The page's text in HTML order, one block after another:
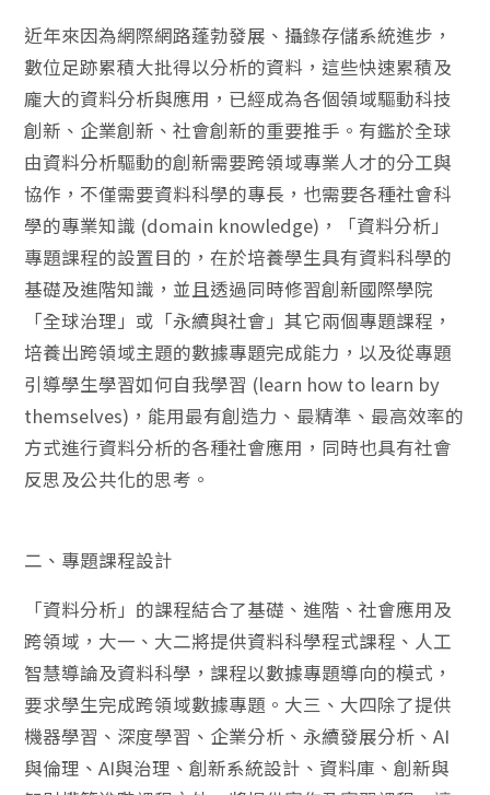
近年來因為網際網路蓬勃發展、攝錄存儲系統進步，
數位足跡累積大批得以分析的資料，這些快速累積及
龐大的資料分析與應用，已經成為各個領域驅動科技
創新、企業創新、社會創新的重要推手。有鑑於全球
由資料分析驅動的創新需要跨領域專業人才的分工與
協作，不僅需要資料科學的專長，也需要各種社會科
學的專業知識 (domain knowledge)，「資料分析」
專題課程的設置目的，在於培養學生具有資料科學的
基礎及進階知識，並且透過同時修習創新國際學院
「全球治理」或「永續與社會」其它兩個專題課程，
培養出跨領域主題的數據專題完成能力，以及從專題
引導學生學習如何自我學習 (learn how to learn by
themselves)，能用最有創造力、最精準、最高效率的
方式進行資料分析的各種社會應用，同時也具有社會
反思及公共化的思考。
二、專題課程設計
「資料分析」的課程結合了基礎、進階、社會應用及
跨領域，大一、大二將提供資料科學程式課程、人工
智慧導論及資料科學，課程以數據專題導向的模式，
要求學生完成跨領域數據專題。大三、大四除了提供
機器學習、深度學習、企業分析、永續發展分析、AI
與倫理、AI與治理、創新系統設計、資料庫、創新與